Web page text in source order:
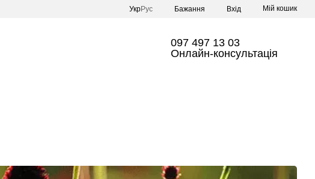
УкрРус Бажання Вхід Мій кошик
097 497 13 03
Онлайн-консультація